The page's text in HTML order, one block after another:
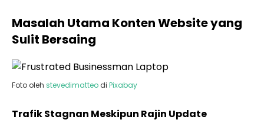
Masalah Utama Konten Website yang
Sulit Bersaing
Foto oleh stevedimatteo di Pixabay
Trafik Stagnan Meskipun Rajin Update